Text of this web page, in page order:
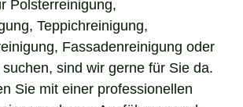
Teppichreinigung,
Fassadenreinigung oder
sind wir gerne für Sie da.
Sie mit einer professionellen